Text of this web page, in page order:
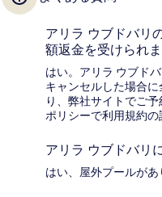
アリラ ウブドバリ
額返金を受けられ
はい。アリラ ウブド
キャンセルした場合
り、弊社サイトでご
ポリシーで利用規約の
アリラ ウブドバリ
はい、屋外プールがあ